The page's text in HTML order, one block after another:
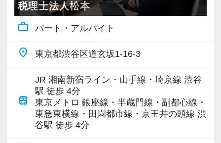
税理士法人松本
work_outline パート・アルバイト
place 東京都渋谷区道玄坂1-16-3
train
JR 湘南新宿ライン・山手線・埼京線 渋谷
駅 徒歩 4分
東京メトロ 銀座線・半蔵門線・副都心線・
東急東横線・田園都市線・京王井の頭線 渋
谷駅 徒歩 4分